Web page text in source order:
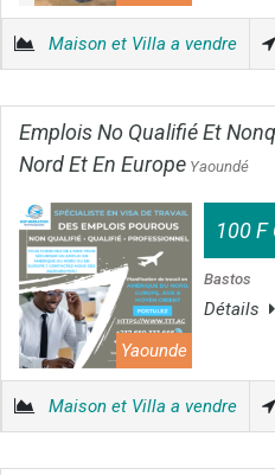
Maison et Villa a vendre
Emplois No Qualifié Et
Nord Et En Europe Yaoundé
Yaounde
100 F
Bastos
Détails
Maison et Villa a vendre